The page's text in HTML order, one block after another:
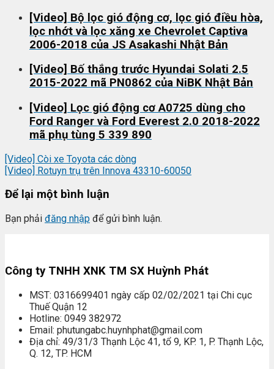
[Video] Bộ lọc gió động cơ, lọc gió điều hòa,
lọc nhớt và lọc xăng xe Chevrolet Captiva
2006-2018 của JS Asakashi Nhật Bản
[Video] Bố thắng trước Hyundai Solati 2.5
2015-2022 mã PN0862 của NiBK Nhật Bản
[Video] Lọc gió động cơ A0725 dùng cho
Ford Ranger và Ford Everest 2.0 2018-2022
mã phụ tùng 5 339 890
[Video] Còi xe Toyota các dòng
[Video] Rotuyn trụ trên Innova 43310-60050
Để lại một bình luận
Bạn phải đăng nhập để gửi bình luận.
Công ty TNHH XNK TM SX Huỳnh Phát
MST: 0316699401 ngày cấp 02/02/2021 tại Chi cục
Thuế Quận 12
Hotline: 0949 382972
Email: phutungabc.huynhphat@gmail.com
Địa chỉ: 49/31/3 Thạnh Lộc 41, tổ 9, KP. 1, P. Thạnh Lộc,
Q. 12, TP. HCM